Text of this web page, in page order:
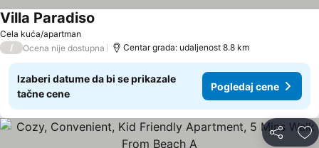
Cela kuća/apartman
Villa Paradiso
/ Ocena nije dostupna Centar grada: udaljenost 8.8 km
Izaberi datume da bi se prikazale
tačne cene
Pogledaj cene
Deli